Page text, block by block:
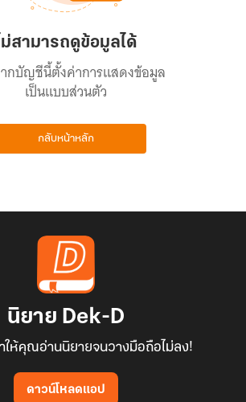
ม่สามารถดูข้อมูลได้
ากบัญชีนี้ตั้งค่าการแสดงข้อมูล
เป็นแบบส่วนตัว
กลับหน้าหลัก
นิยาย Dek-D
ให้คุณอ่านนิยายจนวางมือถือไม่ลง!
ดาวน์โหลดแอป